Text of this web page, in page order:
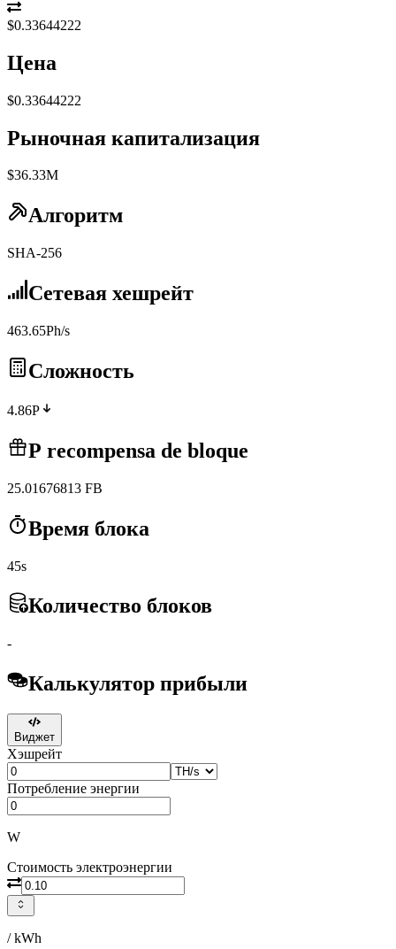
$0.33644222
Цена
$0.33644222
Рыночная капитализация
$36.33M
Алгоритм
SHA-256
Сетевая хешрейт
463.65Ph/s
Сложность
4.86P
Р recompensa de bloque
25.01676813 FB
Время блока
45s
Количество блоков
-
Калькулятор прибыли
Виджет
Хэшрейт
Потребление энергии
W
Стоимость электроэнергии
/ kWh